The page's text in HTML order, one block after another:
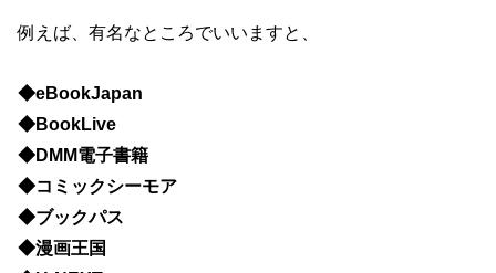
例えば、有名なところでいいますと、
◆eBookJapan
◆BookLive
◆DMM電子書籍
◆コミックシーモア
◆ブックパス
◆漫画王国